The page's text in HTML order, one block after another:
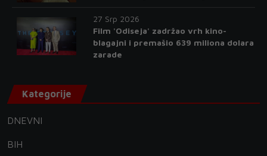
27 Srp 2026
Film 'Odiseja' zadržao vrh kino-
blagajni i premašio 639 miliona dolara
zarade
Kategorije
DNEVNI
BIH